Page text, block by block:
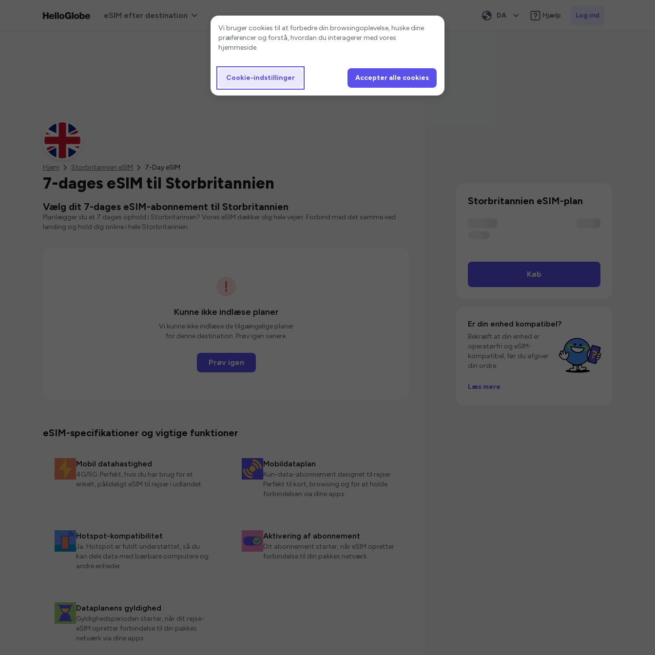
eSIM efter destination DA Hjælp Log ind
Hjem Storbritannien eSIM 7-Day eSIM
7-dages eSIM til Storbritannien
Vælg dit 7-dages eSIM-abonnement til Storbritannien
Planlægger du et 7 dages ophold i Storbritannien? Vores eSIM dækker dig hele vejen. Forbind med det samme ved
landing og hold dig online i hele Storbritannien.
Kunne ikke indlæse planer
Vi kunne ikke indlæse de tilgængelige planer
for denne destination. Prøv igen senere.
Prøv igen
eSIM-specifikationer og vigtige funktioner
Mobil datahastighed
4G/5G. Perfekt, hvis du har brug for et
enkelt, pålideligt eSIM til rejser i udlandet.
Mobildataplan
Kun-data-abonnement designet til rejser.
Perfekt til kort, browsing og for at holde
forbindelsen via dine apps.
Hotspot-kompatibilitet
Ja. Hotspot er fuldt understøttet, så du
kan dele data med bærbare computere og
andre enheder.
Aktivering af abonnement
Dit abonnement starter, når eSIM opretter
forbindelse til din pakkes netværk.
Dataplanens gyldighed
Gyldighedsperioden starter, når dit rejse-
eSIM opretter forbindelse til din pakkes
netværk via dine apps.
Storbritannien eSIM-plan
Køb
Er din enhed kompatibel?
Bekræft at din enhed er
operatørfri og eSIM-
kompatibel, før du afgiver
din ordre.
Læs mere
Cookie-indstillinger
Vi bruger cookies til at forbedre din browsingoplevelse, huske dine
præferencer og forstå, hvordan du interagerer med vores
hjemmeside.
Cookie-indstillinger Accepter alle cookies